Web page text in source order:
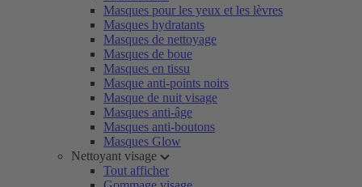
Masques pour les yeux et les lèvres
Masques hydratants
Masques de nettoyage
Masques de boue
Masques en tissu
Masque anti-points noirs
Masque de nuit visage
Masques anti-âge
Masques anti-boutons
Masques Glow
Nettoyant visage
Tout afficher